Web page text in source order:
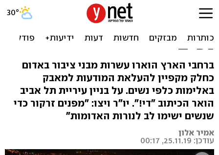
ערב באדום: בניינים הוארו
לציון המאבק באלימות נגד
נשים
ברחבי הארץ הוארו עשרות מבני ציבור באדום
כחלק מקפיין להעלאת המודעות למאבק
באלימות כלפי נשים. על בניין עיריית תל אביב
הואר הכיתוב "די!". יו"ר ויצו: "מפנים זרקור כדי
שנשים ישימו לב לנורות האדומות"
אמיר אלון
עודכן: 25.11.19, 00:17